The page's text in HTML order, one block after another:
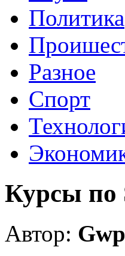
Политика
Разное
Спорт
Курсы по
Автор: Gwp